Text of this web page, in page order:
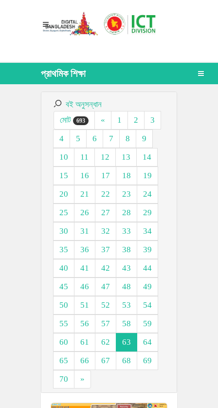
প্রাথমিক শিক্ষা
বই অনুসন্ধান
মোট
693 « 1 2
3
4
5 6 7 8
9
10
11 12 13
14
15
16 17 18
19
20
21 22 23
24
25
26 27 28
29
30
31 32 33
34
35
36 37 38
39
40
41 42 43
44
45
46 47 48
49
50
51 52 53
54
55
56 57 58
59
60
61 62 63
64
65
66 67 68
69
70
»